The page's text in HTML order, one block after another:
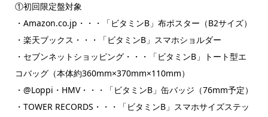
①初回限定盤対象
・Amazon.co.jp・・・「ビタミンB」布ポスター（B2サイズ）
・楽天ブックス・・・「ビタミンB」スマホショルダー
・セブンネットショッピング・・・「ビタミンB」トート型エ
コバッグ（本体約360mm×370mm×110mm）
・@Loppi・HMV・・・「ビタミンB」缶バッジ（76mm予定）
・TOWER RECORDS・・・「ビタミンB」スマホサイズステッ